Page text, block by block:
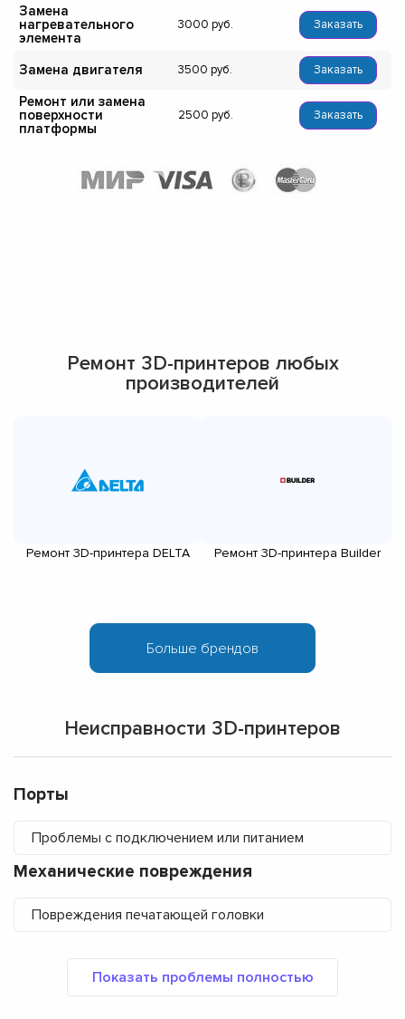
Замена
нагревательного
элемента
3000 Заказать
Замена двигателя 3500 Заказать
Ремонт или замена
поверхности
платформы
2500 Заказать
Ремонт 3D-принтеров любых
производителей
Ремонт 3D-принтера DELTA Ремонт 3D-принтера Builder
Неисправности 3D-принтеров
Порты
Проблемы с подключением или питанием
Механические повреждения
Повреждения печатающей головки